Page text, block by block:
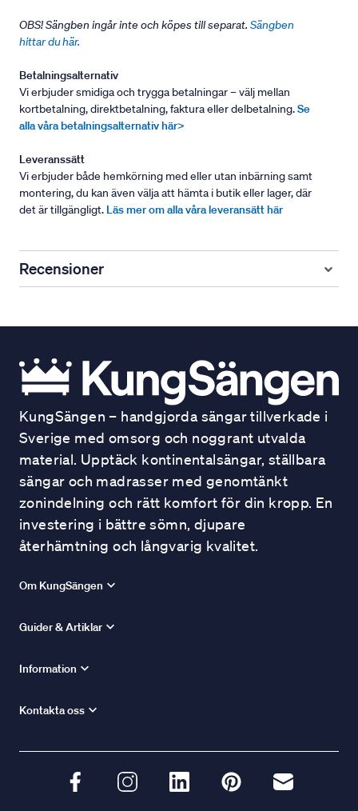
OBS! Sängben ingår inte och köpes till separat. Sängben
hittar du här.
Betalningsalternativ
Vi erbjuder smidiga och trygga betalningar – välj mellan
kortbetalning, direktbetalning, faktura eller delbetalning.Se
alla våra betalningsalternativ här>
Leveranssätt
Vi erbjuder både hemkörning med eller utan inbärning samt
montering, du kan även välja att hämta i butik eller lager, där
det är tillgängligt. Läs mer om alla våra leveransätt här
Recensioner
KungSängen – handgjorda sängar tillverkade i
Sverige med omsorg och noggrant utvalda
material. Upptäck kontinentalsängar, ställbara
sängar och madrasser med genomtänkt
zonindelning och rätt komfort för din kropp. En
investering i bättre sömn, djupare
återhämtning och långvarig kvalitet.
Om KungSängen
Guider & Artiklar
Information
Kontakta oss